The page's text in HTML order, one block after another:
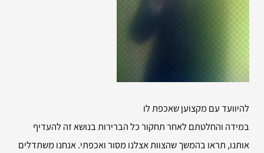
להיוועד עם מקצוען שאכפת לו
במידה והחלטתם לאחר תחקור כל הברירות בנושא זה להעדיף
אותנו, תראו בהמשך שהצוות אצלנו מסור ואכפתי. אנחנו משתדלים